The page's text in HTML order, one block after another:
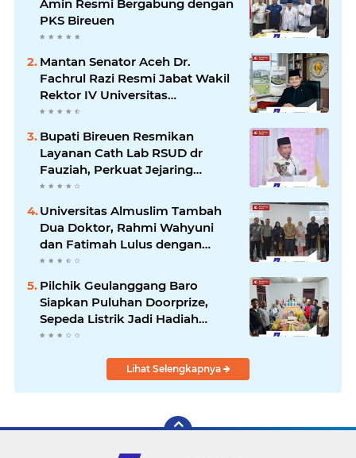
Amin Resmi Bergabung dengan
PKS Bireuen
Mantan Senator Aceh Dr.
Fachrul Razi Resmi Jabat Wakil
Rektor IV Universitas
Kartamulia Purwakarta
Bupati Bireuen Resmikan
Layanan Cath Lab RSUD dr
Fauziah, Perkuat Jejaring
Pelayanan Jantung Bersama 22
RSUD se-Aceh
Universitas Almuslim Tambah
Dua Doktor, Rahmi Wahyuni
dan Fatimah Lulus dengan
Predikat Pujian
Pilchik Geulanggang Baro
Siapkan Puluhan Doorprize,
Sepeda Listrik Jadi Hadiah
Utama
Lihat Selengkapnya